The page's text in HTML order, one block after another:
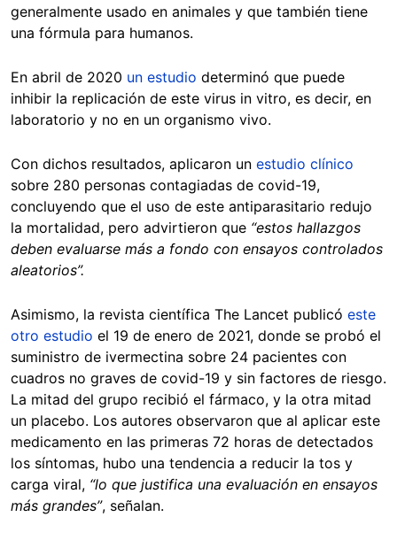
generalmente usado en animales y que también tiene
una fórmula para humanos.
En abril de 2020 un estudio determinó que puede
inhibir la replicación de este virus in vitro, es decir, en
laboratorio y no en un organismo vivo.
Con dichos resultados, aplicaron un estudio clínico
sobre 280 personas contagiadas de covid-19,
concluyendo que el uso de este antiparasitario redujo
la mortalidad, pero advirtieron que “estos hallazgos
deben evaluarse más a fondo con ensayos controlados
aleatorios”.
Asimismo, la revista científica The Lancet publicó este
otro estudio el 19 de enero de 2021, donde se probó el
suministro de ivermectina sobre 24 pacientes con
cuadros no graves de covid-19 y sin factores de riesgo.
La mitad del grupo recibió el fármaco, y la otra mitad
un placebo. Los autores observaron que al aplicar este
medicamento en las primeras 72 horas de detectados
los síntomas, hubo una tendencia a reducir la tos y
carga viral, “lo que justifica una evaluación en ensayos
más grandes”, señalan.